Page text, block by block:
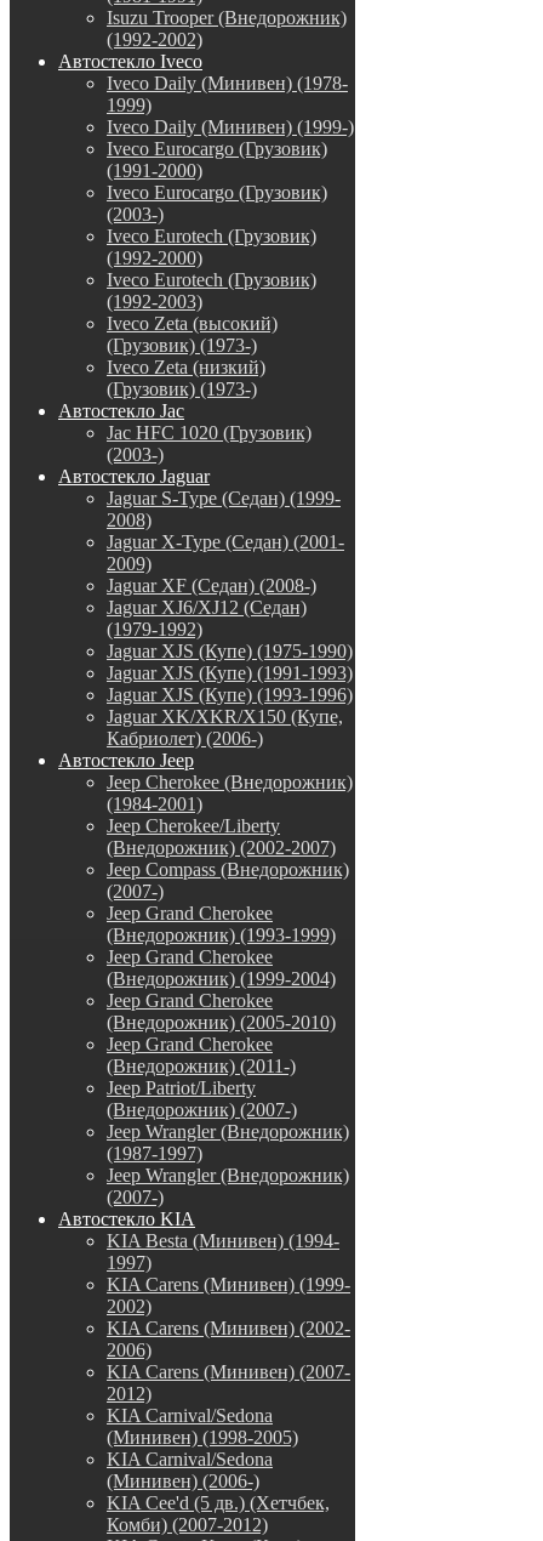
Isuzu Trooper (Внедорожник)
(1992-2002)
Автостекло Iveco
Iveco Daily (Минивен) (1978-
1999)
Iveco Daily (Минивен) (1999-)
Iveco Eurocargo (Грузовик)
(1991-2000)
Iveco Eurocargo (Грузовик)
(2003-)
Iveco Eurotech (Грузовик)
(1992-2000)
Iveco Eurotech (Грузовик)
(1992-2003)
Iveco Zeta (высокий)
(Грузовик) (1973-)
Iveco Zeta (низкий)
(Грузовик) (1973-)
Автостекло Jac
Jac HFC 1020 (Грузовик)
(2003-)
Автостекло Jaguar
Jaguar S-Type (Седан) (1999-
2008)
Jaguar X-Type (Седан) (2001-
2009)
Jaguar XF (Седан) (2008-)
Jaguar XJ6/XJ12 (Седан)
(1979-1992)
Jaguar XJS (Купе) (1975-1990)
Jaguar XJS (Купе) (1991-1993)
Jaguar XJS (Купе) (1993-1996)
Jaguar XK/XKR/X150 (Купе,
Кабриолет) (2006-)
Автостекло Jeep
Jeep Cherokee (Внедорожник)
(1984-2001)
Jeep Cherokee/Liberty
(Внедорожник) (2002-2007)
Jeep Compass (Внедорожник)
(2007-)
Jeep Grand Cherokee
(Внедорожник) (1993-1999)
Jeep Grand Cherokee
(Внедорожник) (1999-2004)
Jeep Grand Cherokee
(Внедорожник) (2005-2010)
Jeep Grand Cherokee
(Внедорожник) (2011-)
Jeep Patriot/Liberty
(Внедорожник) (2007-)
Jeep Wrangler (Внедорожник)
(1987-1997)
Jeep Wrangler (Внедорожник)
(2007-)
Автостекло KIA
KIA Besta (Минивен) (1994-
1997)
KIA Carens (Минивен) (1999-
2002)
KIA Carens (Минивен) (2002-
2006)
KIA Carens (Минивен) (2007-
2012)
KIA Carnival/Sedona
(Минивен) (1998-2005)
KIA Carnival/Sedona
(Минивен) (2006-)
KIA Cee'd (5 дв.) (Хетчбек,
Комби) (2007-2012)